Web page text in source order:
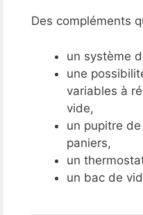
Des compléments
un système
une
variables à
vide,
un pupitre
paniers,
un
un bac de